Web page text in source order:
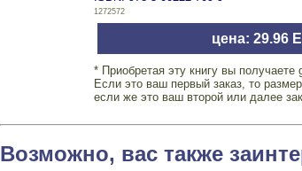
1272572
цена: 29.96
* Приобретая эту книгу вы получаете
Если это ваш первый заказ, то размер
если же это ваш второй или далее
Возможно, вас также